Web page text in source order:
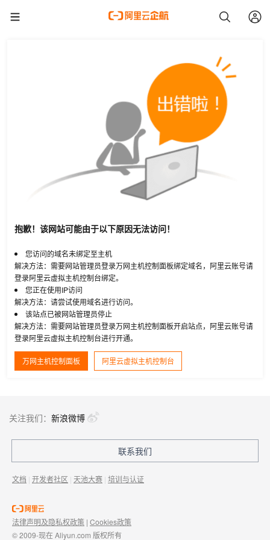
抱歉！该网站可能由于以下原因无法访问！
您访问的域名未绑定至主机
解决方法：需要网站管理员登录万网主机控制面板绑定域名，阿里云账号请
登录阿里云虚拟主机控制台绑定。
您正在使用IP访问
解决方法：请尝试使用域名进行访问。
该站点已被网站管理员停止
解决方法：需要网站管理员登录万网主机控制面板开启站点，阿里云账号请
登录阿里云虚拟主机控制台进行开通。
万网主机控制面板 阿里云虚拟主机控制台